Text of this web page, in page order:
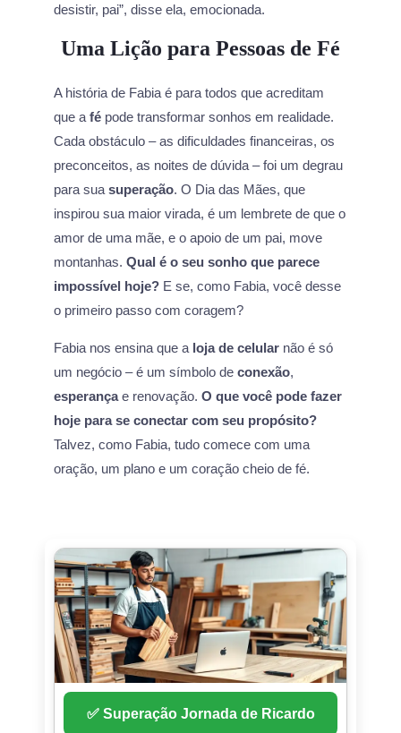
desistir, pai”, disse ela, emocionada.
Uma Lição para Pessoas de Fé
A história de Fabia é para todos que acreditam
que a fé pode transformar sonhos em realidade.
Cada obstáculo – as dificuldades financeiras, os
preconceitos, as noites de dúvida – foi um degrau
para sua superação. O Dia das Mães, que
inspirou sua maior virada, é um lembrete de que o
amor de uma mãe, e o apoio de um pai, move
montanhas. Qual é o seu sonho que parece
impossível hoje? E se, como Fabia, você desse
o primeiro passo com coragem?
Fabia nos ensina que a loja de celular não é só
um negócio – é um símbolo de conexão,
esperançae renovação. O que você pode fazer
hoje para se conectar com seu propósito?
Talvez, como Fabia, tudo comece com uma
oração, um plano e um coração cheio de fé.
✅ Superação Jornada de Ricardo